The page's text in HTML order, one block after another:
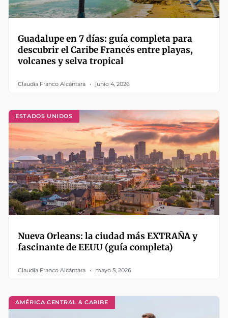
Guadalupe en 7 días: guía completa para
descubrir el Caribe Francés entre playas,
volcanes y selva tropical
Claudia Franco Alcántara junio 4, 2026
ESTADOS UNIDOS
Nueva Orleans: la ciudad más EXTRAÑA y
fascinante de EEUU (guía completa)
Claudia Franco Alcántara mayo 5, 2026
AMÉRICA CENTRAL & CARIBE